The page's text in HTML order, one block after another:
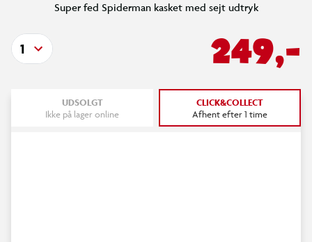
Super fed Spiderman kasket med sejt udtryk
249,-
1
UDSOLGT
Ikke på lager online
CLICK&COLLECT
Afhent efter 1 time